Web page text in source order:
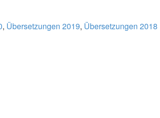
, Übersetzungen 2019, Übersetzungen 2018